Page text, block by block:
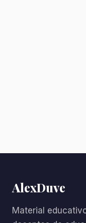
AlexDuve
Material